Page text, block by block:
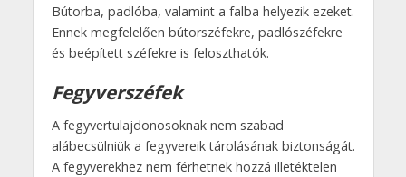
Bútorba, padlóba, valamint a falba helyezik ezeket.
Ennek megfelelően bútorszéfekre, padlószéfekre
és beépített széfekre is feloszthatók.
Fegyverszéfek
A fegyvertulajdonosoknak nem szabad
alábecsülniük a fegyvereik tárolásának biztonságát.
A fegyverekhez nem férhetnek hozzá illetéktelen